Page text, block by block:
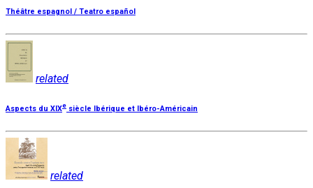
Théâtre espagnol / Teatro español
related
Aspects du XIXe siècle Ibérique et Ibéro-Américain
related